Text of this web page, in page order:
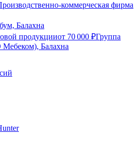
коммерческая фирма
Балахна
продукцииот 70 000 ₽Группа
Балахна